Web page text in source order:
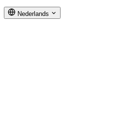
Nederlands